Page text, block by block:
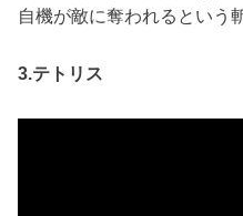
自機が敵に奪われるという
3.テトリス